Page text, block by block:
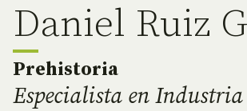
Daniel Ruiz
Prehistoria
Especialista en